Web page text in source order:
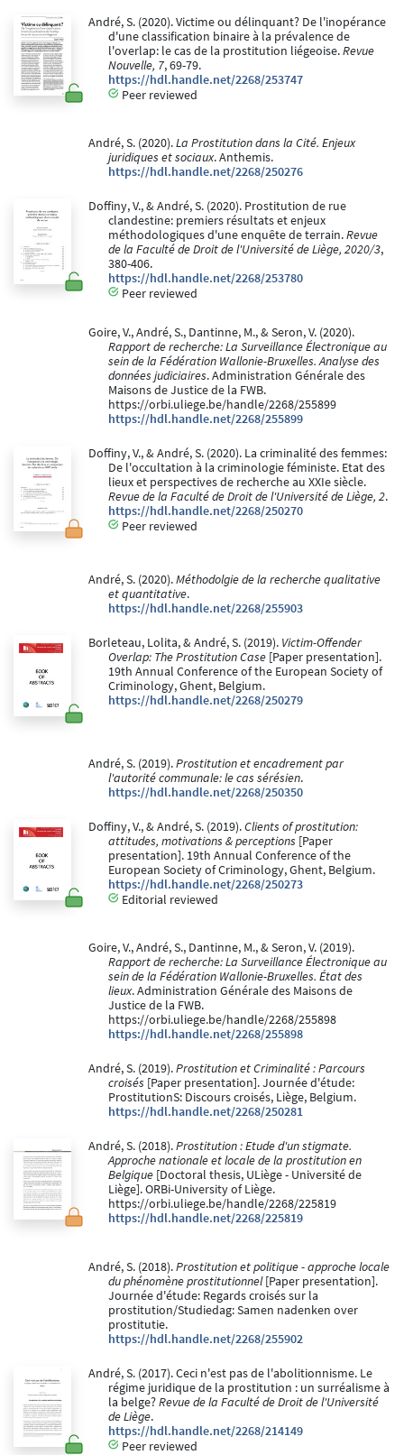
André, S. (2020). Victime ou délinquant? De l'inopérance
d'une classification binaire à la prévalence de
l'overlap: le cas de la prostitution liégeoise.Revue
Nouvelle, 7, 69-79.
https://hdl.handle.net/2268/253747
Peer reviewed
André, S. (2020).La Prostitution dans la Cité. Enjeux
juridiques et sociaux. Anthemis.
https://hdl.handle.net/2268/250276
Doffiny, V., & André, S. (2020). Prostitution de rue
clandestine: premiers résultats et enjeux
méthodologiques d'une enquête de terrain.Revue
de la Faculté de Droit de l'Université de Liège, 2020/3,
380-406.
https://hdl.handle.net/2268/253780
Peer reviewed
Goire, V., André, S., Dantinne, M., & Seron, V. (2020).
Rapport de recherche: La Surveillance Électronique au
sein de la Fédération Wallonie-Bruxelles. Analyse des
données judiciaires. Administration Générale des
Maisons de Justice de la FWB.
https://orbi.uliege.be/handle/2268/255899
https://hdl.handle.net/2268/255899
Doffiny, V., & André, S. (2020). La criminalité des femmes:
De l'occultation à la criminologie féministe. Etat des
lieux et perspectives de recherche au XXIe siècle.
Revue de la Faculté de Droit de l'Université de Liège, 2.
https://hdl.handle.net/2268/250270
Peer reviewed
André, S. (2020).Méthodolgie de la recherche qualitative
et quantitative.
https://hdl.handle.net/2268/255903
Borleteau, Lolita, & André, S. (2019). Victim-Offender
Overlap: The Prostitution Case [Paper presentation].
19th Annual Conference of the European Society of
Criminology, Ghent, Belgium.
https://hdl.handle.net/2268/250279
André, S. (2019).Prostitution et encadrement par
l'autorité communale: le cas sérésien.
https://hdl.handle.net/2268/250350
Doffiny, V., & André, S. (2019).Clients of prostitution:
attitudes, motivations & perceptions [Paper
presentation]. 19th Annual Conference of the
European Society of Criminology, Ghent, Belgium.
https://hdl.handle.net/2268/250273
Editorial reviewed
Goire, V., André, S., Dantinne, M., & Seron, V. (2019).
Rapport de recherche: La Surveillance Électronique au
sein de la Fédération Wallonie-Bruxelles. État des
lieux. Administration Générale des Maisons de
Justice de la FWB.
https://orbi.uliege.be/handle/2268/255898
https://hdl.handle.net/2268/255898
André, S. (2019).Prostitution et Criminalité : Parcours
croisés [Paper presentation]. Journée d'étude:
ProstitutionS: Discours croisés, Liège, Belgium.
https://hdl.handle.net/2268/250281
André, S. (2018).Prostitution : Etude d'un stigmate.
Approche nationale et locale de la prostitution en
Belgique [Doctoral thesis, ULiège - Université de
Liège]. ORBi-University of Liège.
https://orbi.uliege.be/handle/2268/225819
https://hdl.handle.net/2268/225819
André, S. (2018).Prostitution et politique - approche locale
du phénomène prostitutionnel[Paper presentation].
Journée d'étude: Regards croisés sur la
prostitution/Studiedag: Samen nadenken over
prostitutie.
https://hdl.handle.net/2268/255902
André, S. (2017). Ceci n'est pas de l'abolitionnisme. Le
régime juridique de la prostitution : un surréalisme à
la belge?Revue de la Faculté de Droit de l'Université
de Liège.
https://hdl.handle.net/2268/214149
Peer reviewed